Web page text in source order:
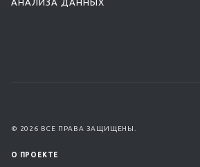
АНАЛИЗА ДАННЫХ
© 2026 ВСЕ ПРАВА ЗАЩИЩЕНЫ.
О ПРОЕКТЕ